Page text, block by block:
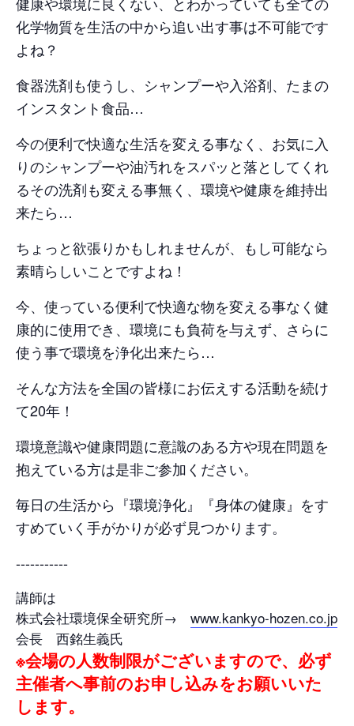
化学物質を生活の中から追い出す事は不可能です
よね？
食器洗剤も使うし、シャンプーや入浴剤、たまの
インスタント食品…
今の便利で快適な生活を変える事なく、お気に入
りのシャンプーや油汚れをスパッと落としてくれ
るその洗剤も変える事無く、環境や健康を維持出
来たら…
ちょっと欲張りかもしれませんが、もし可能なら
素晴らしいことですよね！
今、使っている便利で快適な物を変える事なく健
康的に使用でき、環境にも負荷を与えず、さらに
使う事で環境を浄化出来たら…
そんな方法を全国の皆様にお伝えする活動を続け
て20年！
環境意識や健康問題に意識のある方や現在問題を
抱えている方は是非ご参加ください。
毎日の生活から『環境浄化』『身体の健康』をす
すめていく手がかりが必ず見つかります。
-----------
講師は
株式会社環境保全研究所→ www.kankyo-hozen.co.jp
会長 西銘生義氏
※会場の人数制限がございますので、必ず
主催者へ事前のお申し込みをお願いいた
します。